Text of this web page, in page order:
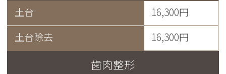
土台
16,300円
土台除去
16,300円
歯肉整形